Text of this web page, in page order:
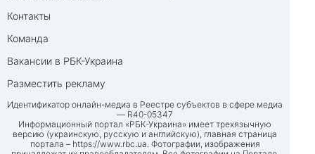
Контакты
Команда
Вакансии в РБК-Украина
Разместить рекламу
Идентификатор онлайн-медиа в Реестре субъектов в сфере медиа
— R40-05347
Информационный портал «РБК-Украина» имеет трехязычную
версию (украинскую, русскую и английскую), главная страница
портала – https://www.rbc.ua. Фотографии, изображения